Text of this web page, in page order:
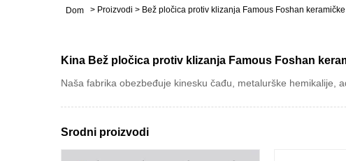
Dom > Proizvodi > Bež pločica protiv klizanja Famous Foshan
Kina Bež pločica protiv klizanja Famous Foshan
Naša fabrika obezbeđuje kinesku čađu, metalurške hemikalije,
Srodni proizvodi